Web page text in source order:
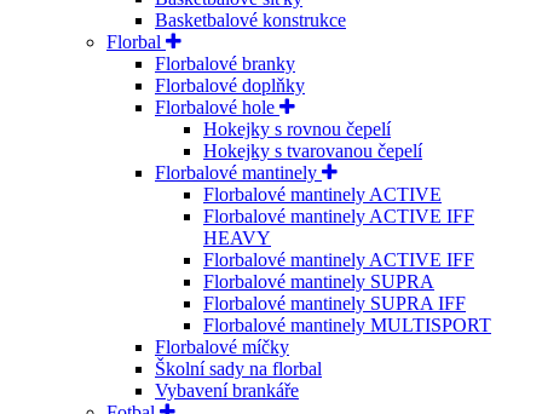
Basketbalové konstrukce
Florbal
Florbalové branky
Florbalové doplňky
Florbalové hole
Hokejky s rovnou čepelí
Hokejky s tvarovanou čepelí
Florbalové mantinely
Florbalové mantinely ACTIVE
Florbalové mantinely ACTIVE IFF
HEAVY
Florbalové mantinely ACTIVE IFF
Florbalové mantinely SUPRA
Florbalové mantinely SUPRA IFF
Florbalové mantinely MULTISPORT
Florbalové míčky
Školní sady na florbal
Vybavení brankáře